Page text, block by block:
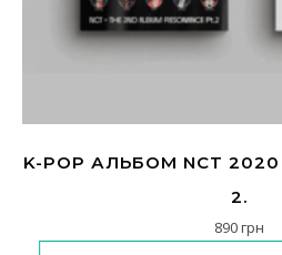
K-POP АЛЬБОМ NCT 2020
2.
890грн